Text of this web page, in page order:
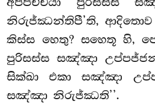
නිරුජ්ඣන්තිපී’ති, ආදිතොව
කිස්ස හෙතු? සහෙතූ හි,
පුරිසස්ස සඤ්ඤා
සික්ඛා එකා සඤ්ඤා
සඤ්ඤා නිරුජ්ඣති’’.